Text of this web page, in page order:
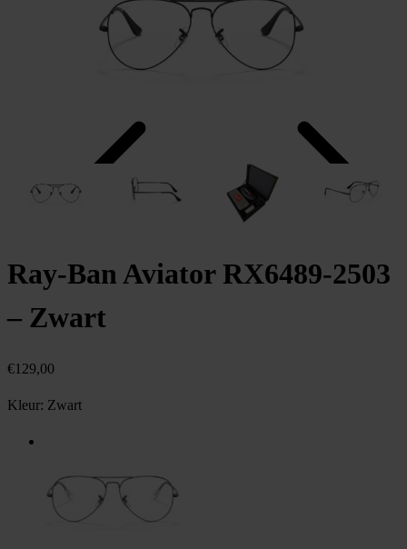
Ray-Ban Aviator RX6489-2503
– Zwart
€129,00
Kleur: Zwart